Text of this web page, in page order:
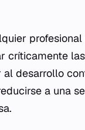
críticamente
desarrollo
a una